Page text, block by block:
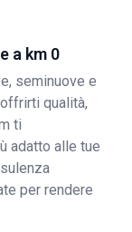
a km 0
seminuove e
qualità,
ti
adatto alle tue
per rendere